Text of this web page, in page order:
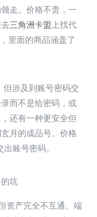
走。价格不贵，一
去三角洲卡盟上找代
里面的商品涵盖了
但涉及到账号密码交
而不是给密码，或
还有一种更安全但
月的成品号。价格
账号密码。
坑
资产完全不互通。端